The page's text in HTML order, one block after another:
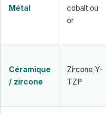
Métal
cobalt ou
or
Céramique
/ zircone
Zircone Y-
TZP